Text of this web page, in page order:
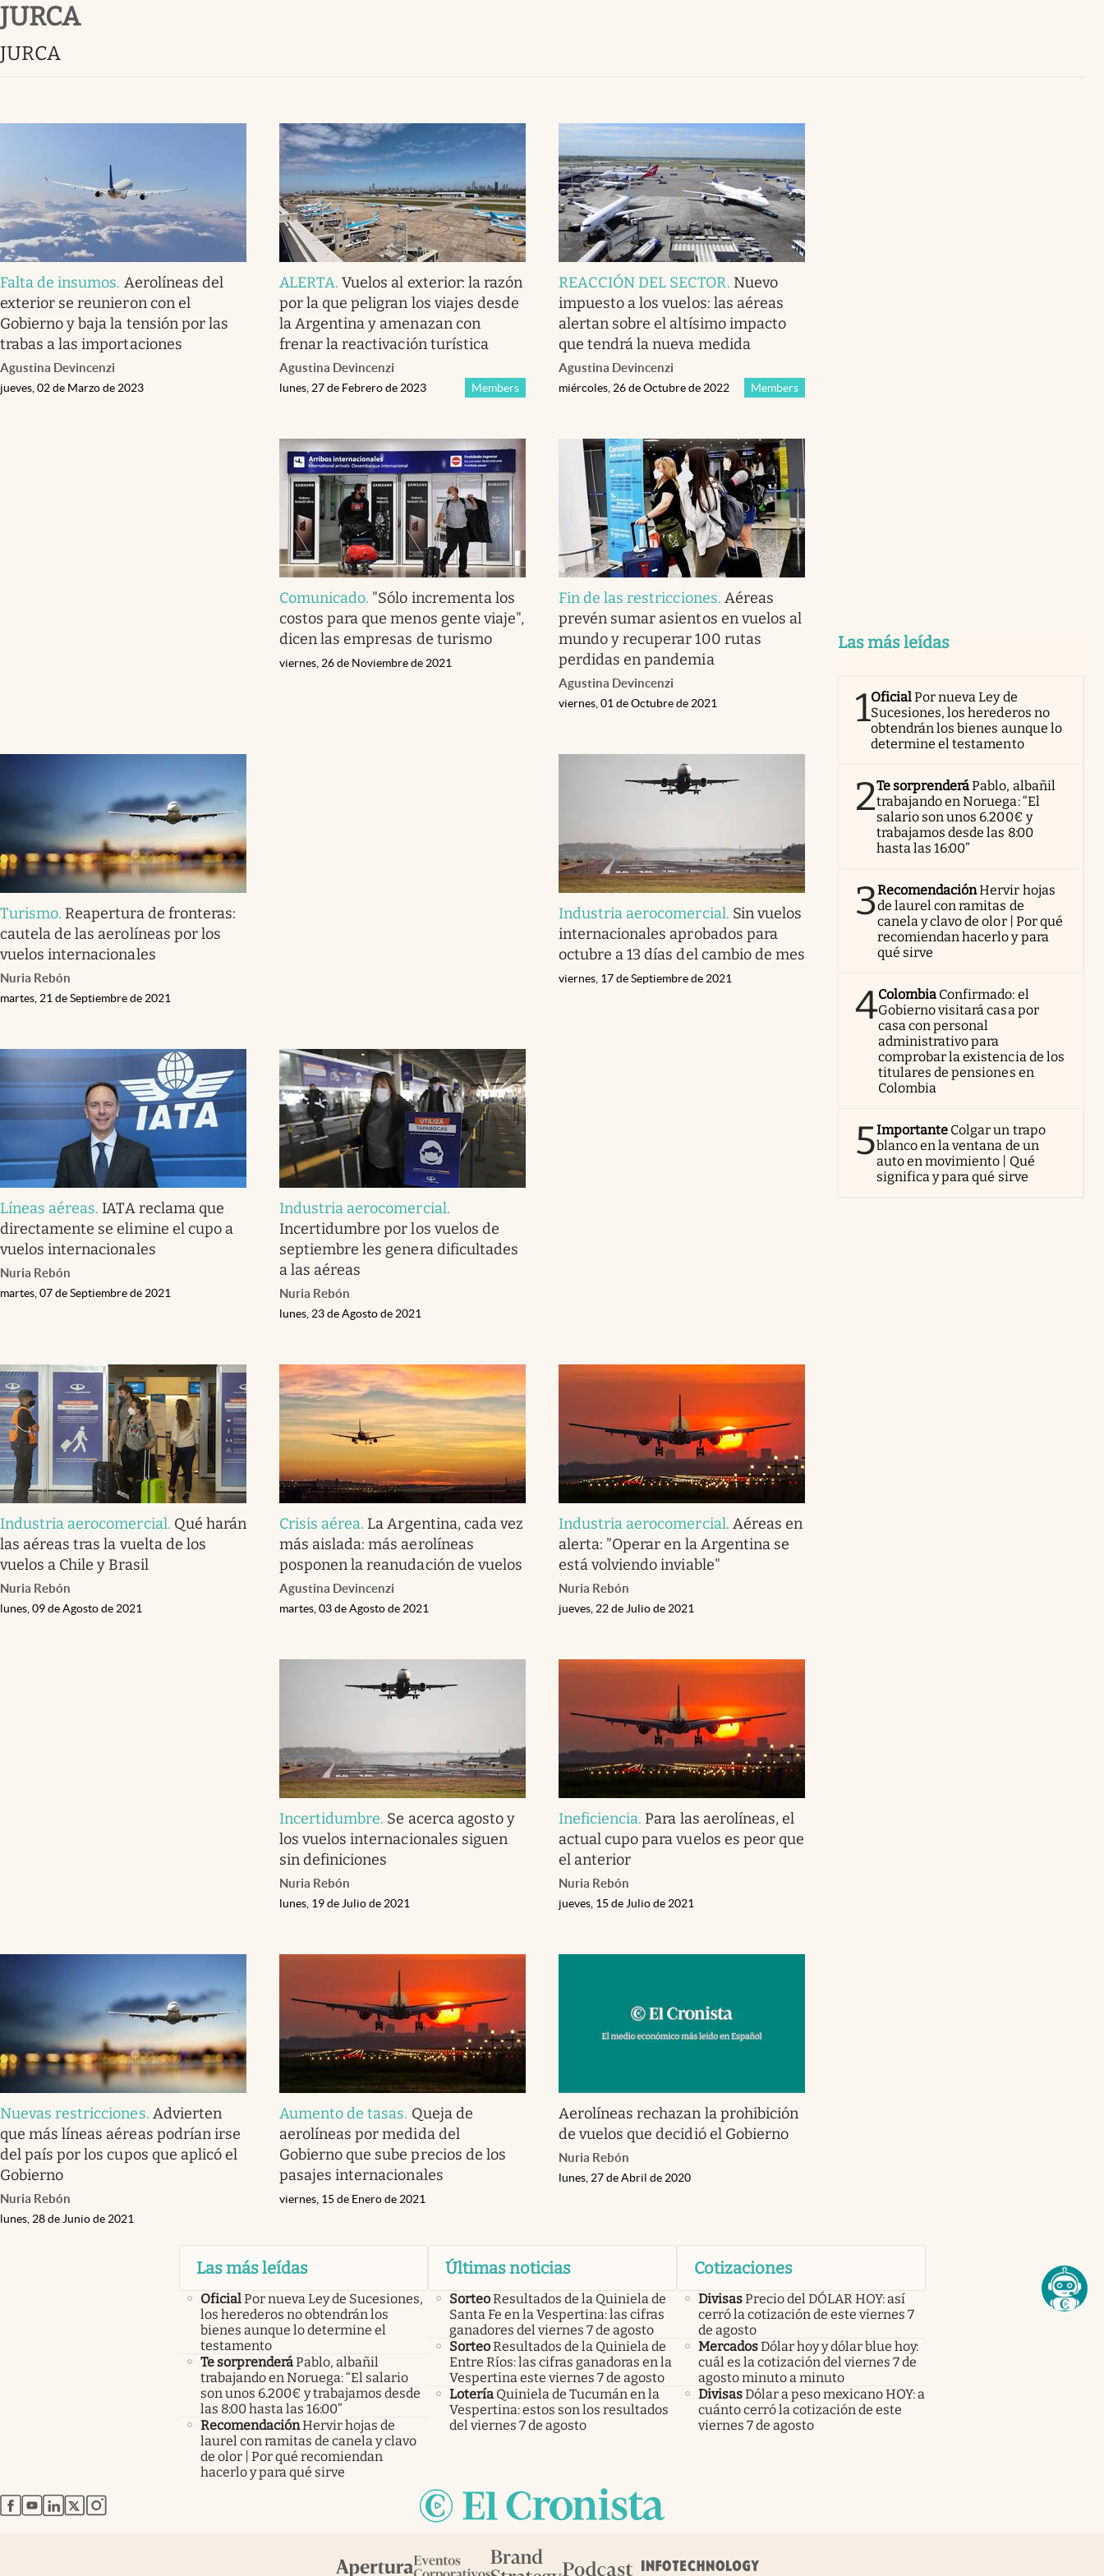
Infotechnology
abre en nueva pestaña
JURCA
JURCA
Falta de insumos. Aerolíneas del
exterior se reunieron con el
Gobierno y baja la tensión por las
trabas a las importaciones
Agustina Devincenzi
jueves, 02 de Marzo de 2023
ALERTA.Vuelos al exterior: la razón
por la que peligran los viajes desde
la Argentina y amenazan con
frenar la reactivación turística
Agustina Devincenzi
Members
lunes, 27 de Febrero de 2023
REACCIÓN DEL SECTOR. Nuevo
impuesto a los vuelos: las aéreas
alertan sobre el altísimo impacto
que tendrá la nueva medida
Agustina Devincenzi
Members
miércoles, 26 de Octubre de 2022
Comunicado. "Sólo incrementa los
costos para que menos gente viaje",
dicen las empresas de turismo
viernes, 26 de Noviembre de 2021
Fin de las restricciones. Aéreas
prevén sumar asientos en vuelos al
mundo y recuperar 100 rutas
perdidas en pandemia
Agustina Devincenzi
viernes, 01 de Octubre de 2021
Turismo. Reapertura de fronteras:
cautela de las aerolíneas por los
vuelos internacionales
Nuria Rebón
martes, 21 de Septiembre de 2021
Industria aerocomercial. Sin vuelos
internacionales aprobados para
octubre a 13 días del cambio de mes
viernes, 17 de Septiembre de 2021
Líneas aéreas. IATA reclama que
directamente se elimine el cupo a
vuelos internacionales
Nuria Rebón
martes, 07 de Septiembre de 2021
Industria aerocomercial.
Incertidumbre por los vuelos de
septiembre les genera dificultades
a las aéreas
Nuria Rebón
lunes, 23 de Agosto de 2021
Industria aerocomercial. Qué harán
las aéreas tras la vuelta de los
vuelos a Chile y Brasil
Nuria Rebón
lunes, 09 de Agosto de 2021
Crisis aérea. La Argentina, cada vez
más aislada: más aerolíneas
posponen la reanudación de vuelos
Agustina Devincenzi
martes, 03 de Agosto de 2021
Industria aerocomercial. Aéreas en
alerta: "Operar en la Argentina se
está volviendo inviable"
Nuria Rebón
jueves, 22 de Julio de 2021
Incertidumbre. Se acerca agosto y
los vuelos internacionales siguen
sin definiciones
Nuria Rebón
lunes, 19 de Julio de 2021
Ineficiencia. Para las aerolíneas, el
actual cupo para vuelos es peor que
el anterior
Nuria Rebón
jueves, 15 de Julio de 2021
Nuevas restricciones. Advierten
que más líneas aéreas podrían irse
del país por los cupos que aplicó el
Gobierno
Nuria Rebón
lunes, 28 de Junio de 2021
Aumento de tasas. Queja de
aerolíneas por medida del
Gobierno que sube precios de los
pasajes internacionales
viernes, 15 de Enero de 2021
Aerolíneas rechazan la prohibición
de vuelos que decidió el Gobierno
Nuria Rebón
lunes, 27 de Abril de 2020
Las más leídas
1OficialPor nueva Ley de
Sucesiones, los herederos no
obtendrán los bienes aunque lo
determine el testamento
2Te sorprenderáPablo, albañil
trabajando en Noruega: “El
salario son unos 6.200€ y
trabajamos desde las 8:00
hasta las 16:00”
3RecomendaciónHervir hojas
de laurel con ramitas de
canela y clavo de olor | Por qué
recomiendan hacerlo y para
qué sirve
4Colombia Confirmado: el
Gobierno visitará casa por
casa con personal
administrativo para
comprobar la existencia de los
titulares de pensiones en
Colombia
5Importante Colgar un trapo
blanco en la ventana de un
auto en movimiento | Qué
significa y para qué sirve
Las más leídas
OficialPor nueva Ley de Sucesiones,
los herederos no obtendrán los
bienes aunque lo determine el
testamento
Te sorprenderáPablo, albañil
trabajando en Noruega: “El salario
son unos 6.200€ y trabajamos desde
las 8:00 hasta las 16:00”
RecomendaciónHervir hojas de
laurel con ramitas de canela y clavo
de olor | Por qué recomiendan
hacerlo y para qué sirve
Últimas noticias
SorteoResultados de la Quiniela de
Santa Fe en la Vespertina: las cifras
ganadores del viernes 7 de agosto
SorteoResultados de la Quiniela de
Entre Ríos: las cifras ganadoras en la
Vespertina este viernes 7 de agosto
Lotería Quiniela de Tucumán en la
Vespertina: estos son los resultados
del viernes 7 de agosto
Cotizaciones
DivisasPrecio del DÓLAR HOY: así
cerró la cotización de este viernes 7
de agosto
MercadosDólar hoy y dólar blue hoy:
cuál es la cotización del viernes 7 de
agosto minuto a minuto
DivisasDólar a peso mexicano HOY: a
cuánto cerró la cotización de este
viernes 7 de agosto
abre en nueva pestaña
abre en nueva pestaña
abre en nueva pestaña
abre en nueva pestaña
abre en nueva pestaña